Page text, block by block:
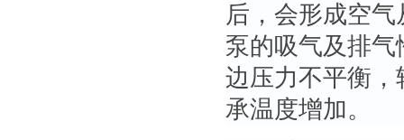
后，会形成空
泵的吸气及排
边压力不平衡
承温度增加。